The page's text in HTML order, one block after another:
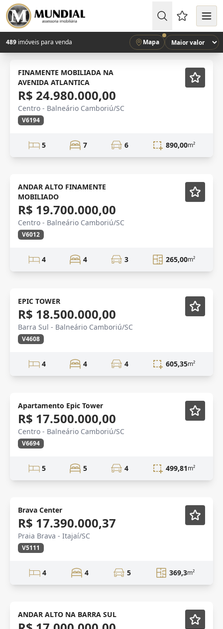
Favoritos
489 imóveis para venda Mapa
VISTA MAR Mobiliado
FINAMENTE MOBILIADA NA
AVENIDA ATLANTICA
R$ 24.980.000,00
Centro - Balneário Camboriú/SC
V6194
5 7 6 890,00m²
NOVIDADE Mobiliado
ANDAR ALTO FINAMENTE
MOBILIADO
R$ 19.700.000,00
Centro - Balneário Camboriú/SC
V6012
4 4 3 265,00m²
FRENTE MAR Mobiliado
EPIC TOWER
R$ 18.500.000,00
Barra Sul - Balneário Camboriú/SC
V4608
4 4 4 605,35m²
Apartamento Epic Tower
R$ 17.500.000,00
Centro - Balneário Camboriú/SC
V6694
5 5 4 499,81m²
Vídeo Lançamento
Brava Center
R$ 17.390.000,37
Praia Brava - Itajaí/SC
V5111
4 4 5 369,3m²
ANDAR ALTO NA BARRA SUL